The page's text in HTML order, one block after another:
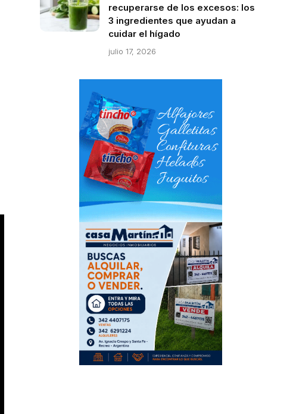
recuperarse de los excesos: los
3 ingredientes que ayudan a
cuidar el hígado
julio 17, 2026